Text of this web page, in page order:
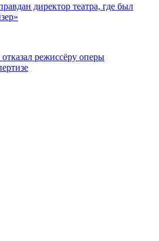
директор театра, где был
режиссёру оперы